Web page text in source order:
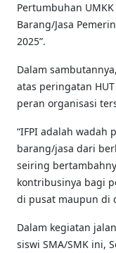
Pertumbuhan
Barang/Jasa
2025”.
Dalam
atas peringatan
peran organisasi
“IFPI adalah wadah
barang/jasa dari
seiring
kontribusinya bagi
di pusat maupun di
Dalam kegiatan
siswi SMA/SMK ini,